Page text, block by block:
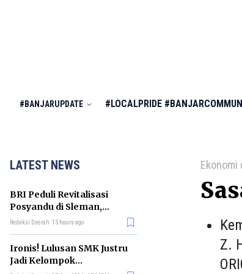
#BANJARUPDATE #LOCALPRIDE
LATEST NEWS
BRI Peduli Revitalisasi
Posyandu di Sleman,
Dorong Penurunan
Redaksi Daerah 15 hours ago
Ironis! Lulusan SMK Justru
Jadi Kelompok
Ekonomi
Z.